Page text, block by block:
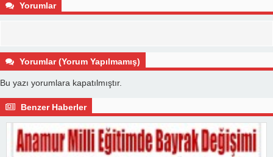
Yorumlar
Yorumlar (Yorum Yapılmamış)
Bu yazı yorumlara kapatılmıştır.
Benzer Haberler